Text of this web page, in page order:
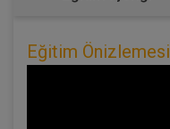
Eğitim Önizlemesi